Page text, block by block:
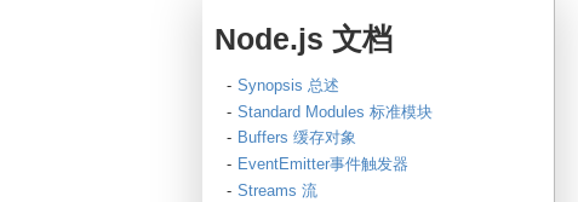
Node.js 文档
Synopsis 总述
Standard Modules 标准模块
Buffers 缓存对象
EventEmitter事件触发器
Streams 流